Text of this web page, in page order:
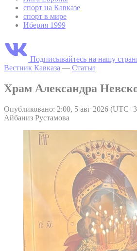
спорт на Кавказе
спорт в мире
Иберия 1999
Подписывайтесь на нашу
Вестник Кавказа — Статьи
Храм Александра
Опубликовано: 2:00, 5 авг 2026
Айбаниз Рустамова